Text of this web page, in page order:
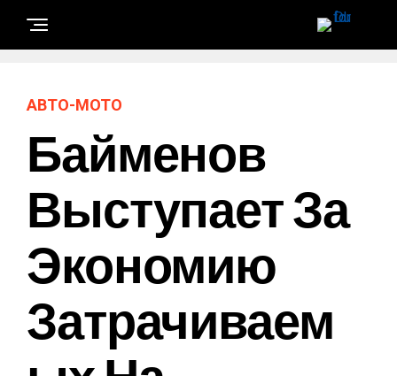
АВТО-МОТО
Байменов
Выступает За
Экономию
Затрачиваем